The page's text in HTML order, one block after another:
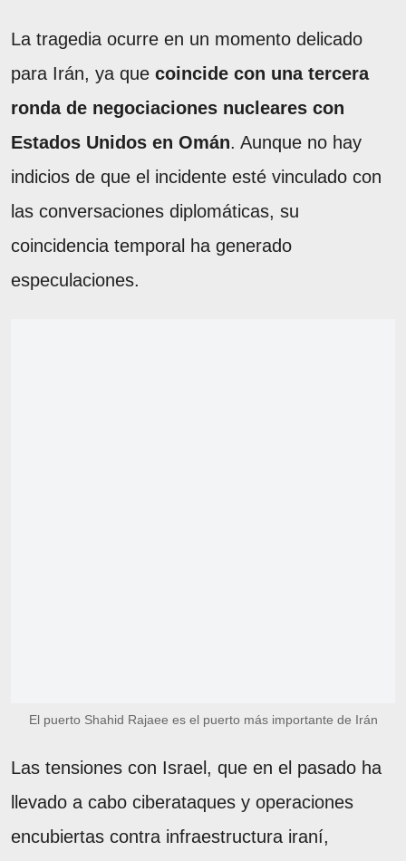
La tragedia ocurre en un momento delicado
para Irán, ya que coincide con una tercera
ronda de negociaciones nucleares con
Estados Unidos en Omán. Aunque no hay
indicios de que el incidente esté vinculado con
las conversaciones diplomáticas, su
coincidencia temporal ha generado
especulaciones.
El puerto Shahid Rajaee es el puerto más importante de Irán
Las tensiones con Israel, que en el pasado ha
llevado a cabo ciberataques y operaciones
encubiertas contra infraestructura iraní,